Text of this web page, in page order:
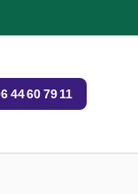
44 60 79 11